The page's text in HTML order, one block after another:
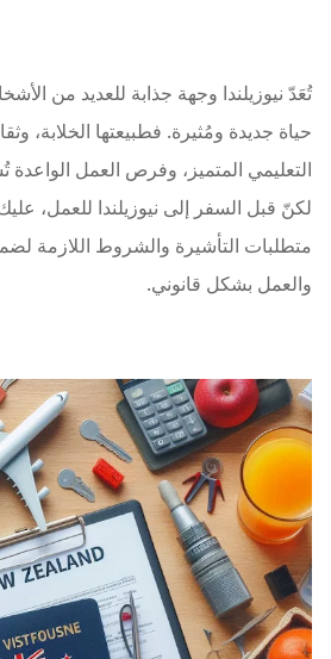
تُعَدّ نيوزيلندا وجهة جذابة للعديد من
حياة جديدة ومُثيرة. فطبيعتها الخلابة،
التعليمي المتميز، وفرص العمل
لكنّ قبل السفر إلى نيوزيلندا للعمل،
متطلبات التأشيرة والشروط اللازمة
والعمل بشكل قانوني.